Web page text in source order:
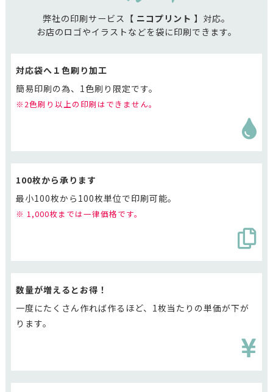
弊社の印刷サービス【 ニコプリント 】対応。
お店のロゴやイラストなどを袋に印刷できます。
対応袋へ１色刷り加工
簡易印刷の為、1色刷り限定です。
※2色刷り以上の印刷はできません。
100枚から承ります
最小100枚から100枚単位で印刷可能。
※ 1,000枚までは一律価格です。
数量が増えるとお得！
一度にたくさん作れば作るほど、1枚当たりの単価が下が
ります。